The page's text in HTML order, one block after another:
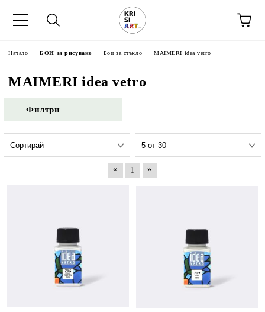
Начало БОИ за рисуване Бои за стъкло MAIMERI idea vetro
MAIMERI idea vetro
Филтри
« 1 »